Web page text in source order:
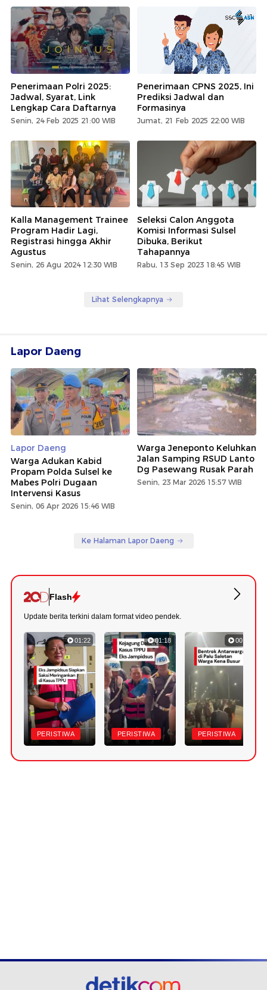
Penerimaan Polri 2025:
Jadwal, Syarat, Link
Lengkap Cara Daftarnya
Senin, 24 Feb 2025 21:00 WIB
Penerimaan CPNS 2025, Ini
Prediksi Jadwal dan
Formasinya
Jumat, 21 Feb 2025 22:00 WIB
Kalla Management Trainee
Program Hadir Lagi,
Registrasi hingga Akhir
Agustus
Senin, 26 Agu 2024 12:30 WIB
Seleksi Calon Anggota
Komisi Informasi Sulsel
Dibuka, Berikut
Tahapannya
Rabu, 13 Sep 2023 18:45 WIB
Lihat Selengkapnya
Lapor Daeng
Lapor Daeng
Warga Adukan Kabid
Propam Polda Sulsel ke
Mabes Polri Dugaan
Intervensi Kasus
Senin, 06 Apr 2026 15:46 WIB
Warga Jeneponto Keluhkan
Jalan Samping RSUD Lanto
Dg Pasewang Rusak Parah
Senin, 23 Mar 2026 15:57 WIB
Ke Halaman Lapor Daeng
Flash
Update berita terkini dalam format video pendek.
01:22
PERISTIWA
01:18
PERISTIWA
00:34
PERISTIWA